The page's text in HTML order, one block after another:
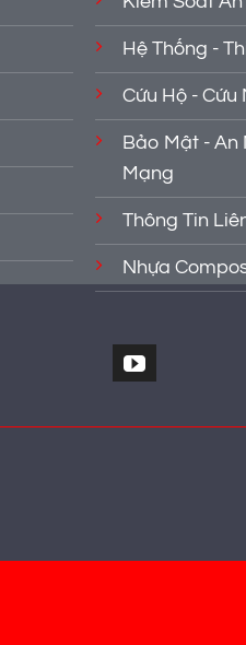
Hệ Thống -
Cứu Hộ - Cứu
Bảo Mật - An
Mạng
Thông Tin
Nhựa